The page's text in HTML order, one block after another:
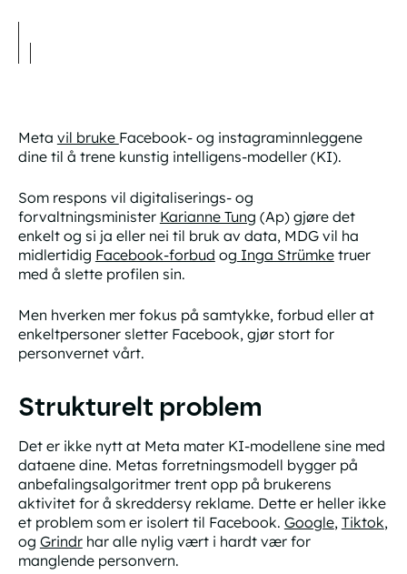
Meta vil bruke Facebook- og instagraminnleggene
dine til å trene kunstig intelligens-modeller (KI).
Som respons vil digitaliserings- og
forvaltningsminister Karianne Tung (Ap) gjøre det
enkelt og si ja eller nei til bruk av data, MDG vil ha
midlertidig Facebook-forbud og Inga Strümketruer
med å slette profilen sin.
Men hverken mer fokus på samtykke, forbud eller at
enkeltpersoner sletter Facebook, gjør stort for
personvernet vårt.
Strukturelt problem
Det er ikke nytt at Meta mater KI-modellene sine med
dataene dine. Metas forretningsmodell bygger på
anbefalingsalgoritmer trent opp på brukerens
aktivitet for å skreddersy reklame. Dette er heller ikke
et problem som er isolert til Facebook. Google, Tiktok,
og Grindrhar alle nylig vært i hardt vær for
manglende personvern.